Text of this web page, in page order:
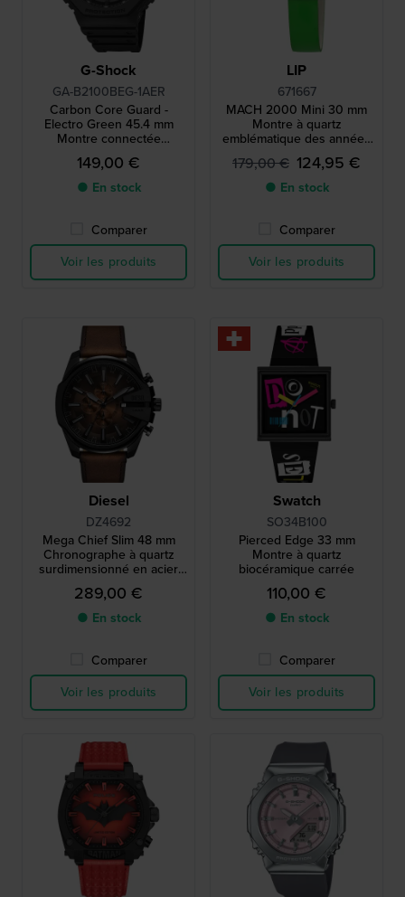
G-Shock
GA-B2100BEG-1AER
Carbon Core Guard -
Electro Green 45.4 mm
Montre connectée
Bluetooth alimentée par
énergie solaire
149,00 €
● En stock
Comparer
Voir les produits
LIP
671667
MACH 2000 Mini 30 mm
Montre à quartz
emblématique des années
1970 avec boîtier
asymétrique
179,00 € 124,95 €
● En stock
Comparer
Voir les produits
Diesel
DZ4692
Mega Chief Slim 48 mm
Chronographe à quartz
surdimensionné en acier
inoxydable avec date
289,00 €
● En stock
Comparer
Voir les produits
Swatch
SO34B100
Pierced Edge 33 mm
Montre à quartz
biocéramique carrée
110,00 €
● En stock
Comparer
Voir les produits